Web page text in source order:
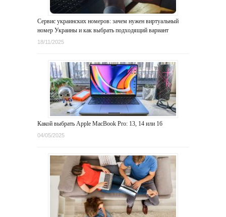
Сервис украинских номеров: зачем нужен виртуальный
номер Украины и как выбрать подходящий вариант
18/11/2025
Какой выбрать Apple MacBook Pro: 13, 14 или 16
04/05/2025